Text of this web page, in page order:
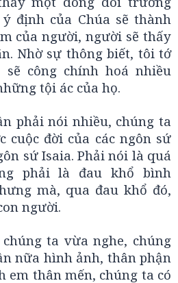
định của Chúa sẽ thành
của người, người sẽ thấy
Nhờ sự thông biết, tôi tớ
sẽ công chính hoá nhiều
tội ác của họ.
phải nói nhiều, chúng ta
cuộc đời của các ngôn sứ
sứ Isaia. Phải nói là quá
phải là đau khổ bình
mà, qua đau khổ đó,
người.
ta vừa nghe, chúng
nữa hình ảnh, thân phận
em thân mến, chúng ta có